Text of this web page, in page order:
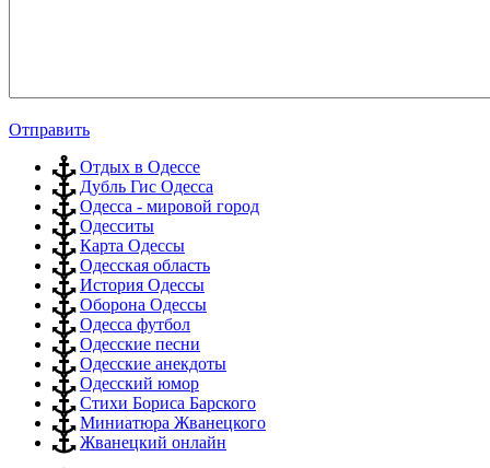
Отправить
Отдых в Одессе
Дубль Гис Одесса
Одесса - мировой город
Одесситы
Карта Одессы
Одесская область
История Одессы
Оборона Одессы
Одесса футбол
Одесские песни
Одесские анекдоты
Одесский юмор
Стихи Бориса Барского
Миниатюра Жванецкого
Жванецкий онлайн